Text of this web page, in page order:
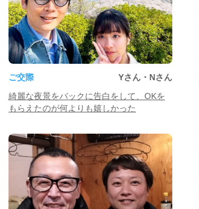
ご交際
Yさん・Nさん
綺麗な夜景をバックに告白をして、OKを
もらえたのが何よりも嬉しかった